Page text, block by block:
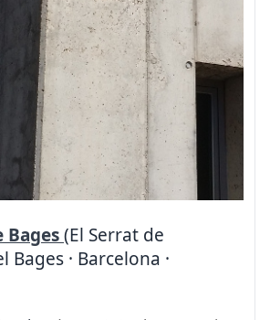
Bages(El Serrat de
Bages · Barcelona ·